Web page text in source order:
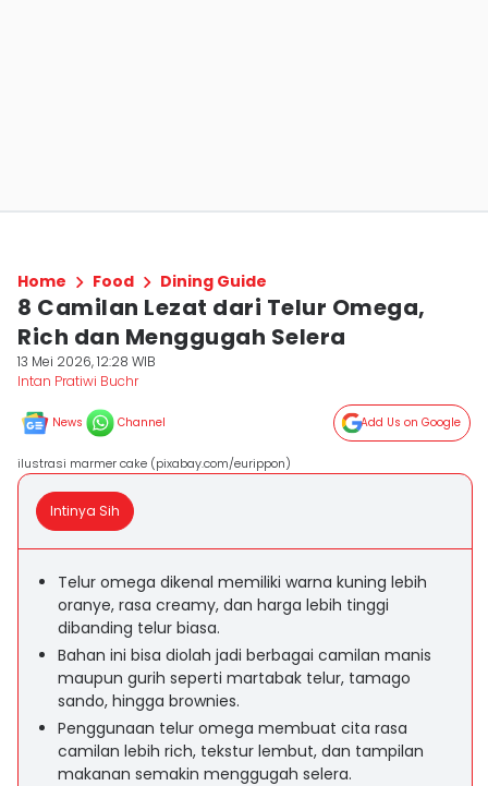
Home Food Dining Guide
8 Camilan Lezat dari Telur Omega,
Rich dan Menggugah Selera
13 Mei 2026, 12:28 WIB
Intan Pratiwi Buchr
News Channel Add Us on Google
ilustrasi marmer cake (pixabay.com/eurippon)
Intinya Sih
Telur omega dikenal memiliki warna kuning lebih
oranye, rasa creamy, dan harga lebih tinggi
dibanding telur biasa.
Bahan ini bisa diolah jadi berbagai camilan manis
maupun gurih seperti martabak telur, tamago
sando, hingga brownies.
Penggunaan telur omega membuat cita rasa
camilan lebih rich, tekstur lembut, dan tampilan
makanan semakin menggugah selera.